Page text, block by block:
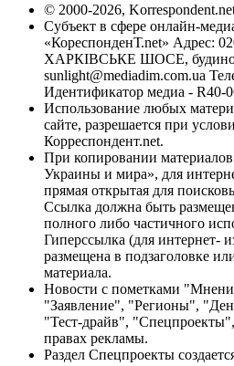
© 2000-2026,
Субъект в сфере онлайн-
«КореспонденТ.net» Адрес:
ХАРКІВСЬКЕ ШОСЕ, будинок
sunlight@mediadim.com.ua
Идентификатор медиа - R40-
Использование любых
сайте, разрешается при
Корреспондент.net.
При копировании
Украины и мира», для
прямая открытая для
Ссылка должна быть
полного либо частичного
Гиперссылка (для интернет-
размещена в подзаголовке
материала.
Новости с пометками
"Заявление", "Регионы",
"Тест-драйв",
правах рекламы.
Раздел Спецпроекты